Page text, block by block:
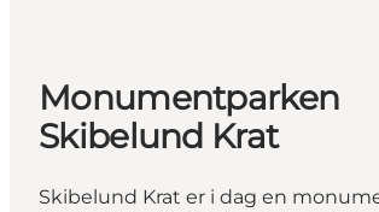
Monumentparken
Skibelund Krat
Skibelund Krat er i dag en